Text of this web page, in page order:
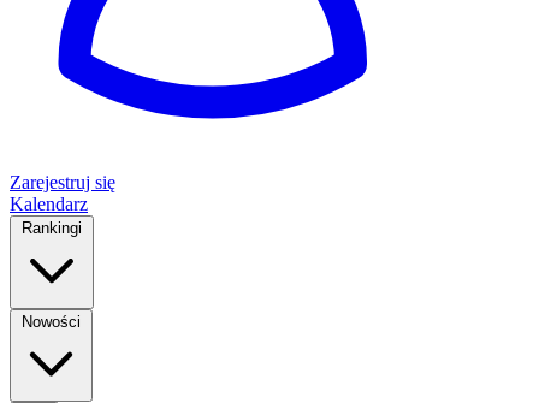
Zarejestruj się
Kalendarz
Rankingi
Nowości